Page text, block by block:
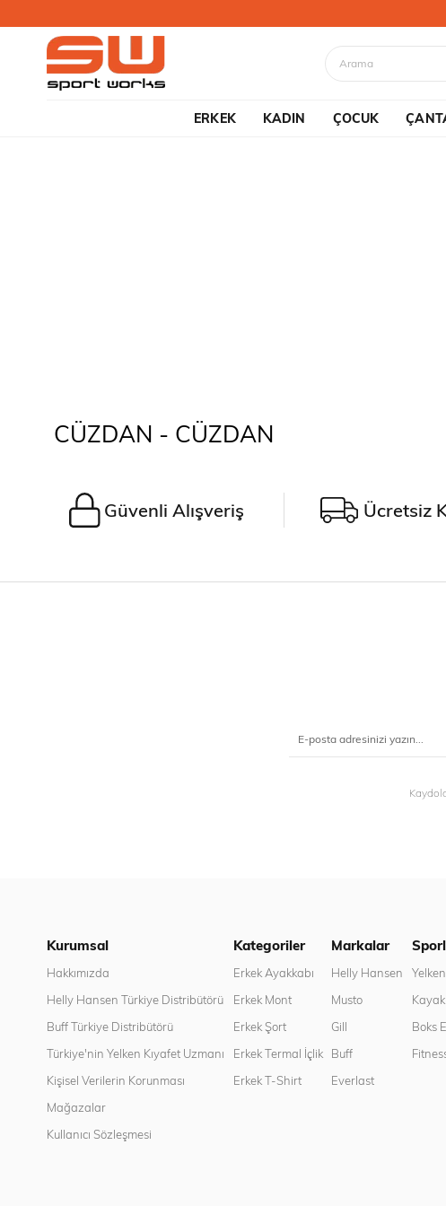
ERKEK KADIN ÇOCUK
CÜZDAN - CÜZDAN
Güvenli Alışveriş Ücretsiz
Kurumsal
Hakkımızda
Helly Hansen Türkiye Distribütörü
Buff Türkiye Distribütörü
Türkiye'nin Yelken Kıyafet Uzmanı
Kişisel Verilerin Korunması
Mağazalar
Kullanıcı Sözleşmesi
Kategoriler
Erkek Ayakkabı
Erkek Mont
Erkek Şort
Erkek Termal İçlik
Erkek T-Shirt
Markalar
Helly Hansen
Musto
Gill
Buff
Everlast
Boks